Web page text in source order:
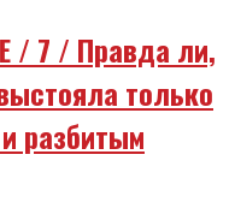
/ 7 / Правда ли,
только
разбитым